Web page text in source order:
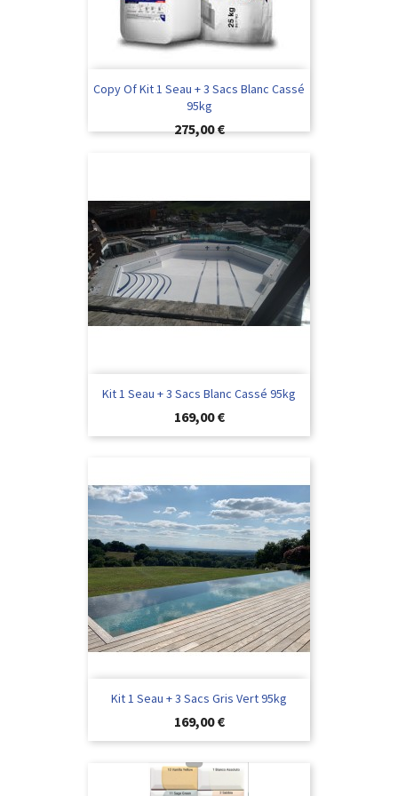
Copy Of Kit 1 Seau + 3 Sacs Blanc Cassé
95kg
Preis
275,00 €
Kit 1 Seau + 3 Sacs Blanc Cassé 95kg
Preis
169,00 €
Kit 1 Seau + 3 Sacs Gris Vert 95kg
Preis
169,00 €